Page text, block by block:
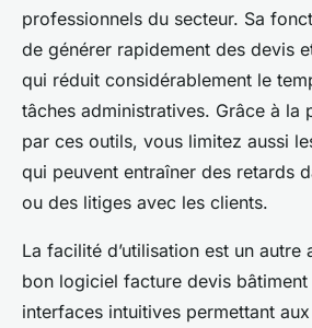
professionnels du secteur. Sa
de générer rapidement des devis
qui réduit considérablement le
tâches administratives. Grâce à la
par ces outils, vous limitez aussi
qui peuvent entraîner des retards
ou des litiges avec les clients.
La facilité d’utilisation est un autre
bon logiciel facture devis
interfaces intuitives permettant